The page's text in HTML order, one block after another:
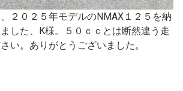
２０２５年モデルのNMAX１２５を納
した、K様。５０ｃｃとは断然違う走
い。ありがとうございました。